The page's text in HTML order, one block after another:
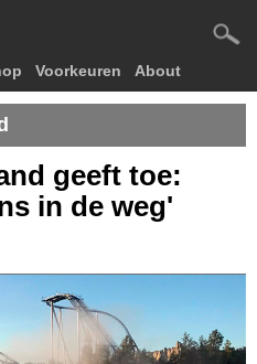
Voorkeuren About
geeft toe:
in de weg'